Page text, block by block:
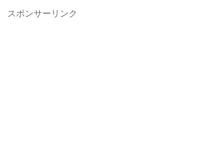
スポンサーリンク